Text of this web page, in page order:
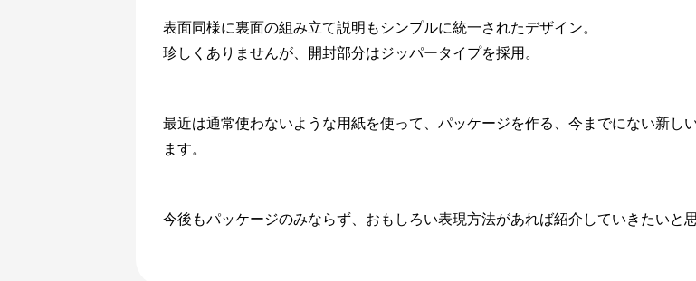
表面同様に裏面の組み立て説明もシンプルに統一されたデザイン。
珍しくありませんが、開封部分はジッパータイプを採用。
最近は通常使わないような用紙を使って、パッケージを作る、今までにない新し
ます。
今後もパッケージのみならず、おもしろい表現方法があれば紹介していきたいと思